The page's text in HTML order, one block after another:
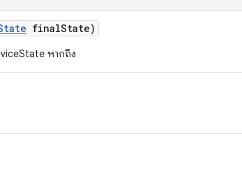
finalState)
หากถึง